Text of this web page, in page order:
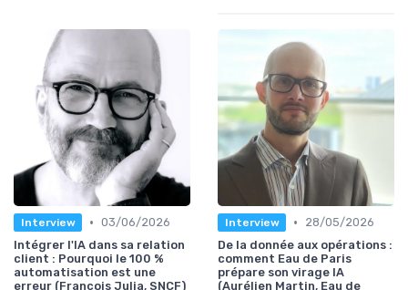
Interview • 03/06/2026
Intégrer l'IA dans sa relation
client : Pourquoi le 100 %
automatisation est une
erreur (Francois Julia, SNCF)
Interview •
28/05/2026
De la donnée aux opérations :
comment Eau de Paris
prépare son virage IA
(Aurélien Martin, Eau de